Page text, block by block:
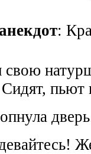
анекдот:
Сидят, пьют